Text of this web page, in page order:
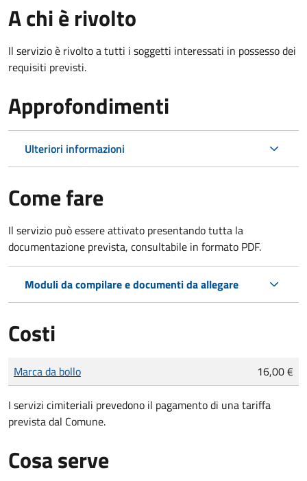
A chi è rivolto
Il servizio è rivolto a tutti i soggetti interessati in possesso dei
requisiti previsti.
Approfondimenti
Ulteriori informazioni
Come fare
Il servizio può essere attivato presentando tutta la
documentazione prevista, consultabile in formato PDF.
Moduli da compilare e documenti da allegare
Costi
Tipo di pagamento
Importo
Marca da bollo 16,00 €
I servizi cimiteriali prevedono il pagamento di una tariffa
prevista dal Comune.
Cosa serve